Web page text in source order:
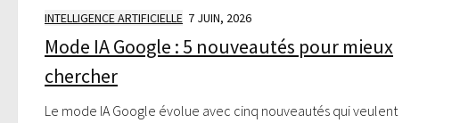
INTELLIGENCE ARTIFICIELLE 7 JUIN, 2026
Mode IA Google : 5 nouveautés pour mieux
chercher
Le mode IA Google évolue avec cinq nouveautés qui veulent